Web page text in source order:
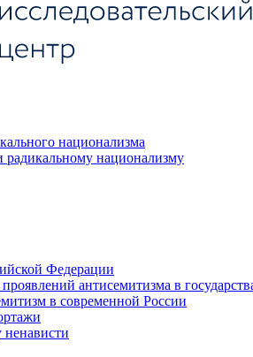
национализма
радикальному национализму
Федерации
антисемитизма в
в современной России